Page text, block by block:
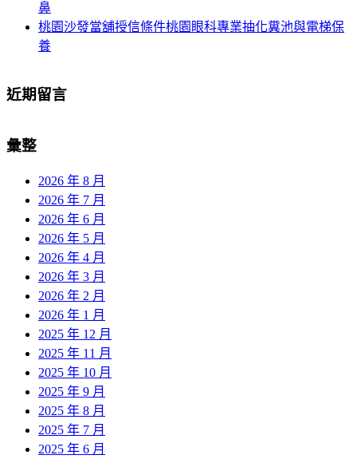
鼻
桃園沙發當舖授信條件桃園眼科專業抽化糞池與電梯保
養
近期留言
彙整
2026 年 8 月
2026 年 7 月
2026 年 6 月
2026 年 5 月
2026 年 4 月
2026 年 3 月
2026 年 2 月
2026 年 1 月
2025 年 12 月
2025 年 11 月
2025 年 10 月
2025 年 9 月
2025 年 8 月
2025 年 7 月
2025 年 6 月